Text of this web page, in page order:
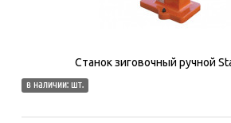
Станок зиговочный ручной
в наличии: шт.